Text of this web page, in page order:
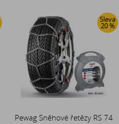
Sleva
20 %
Pewag Sněhové řetězy RS 74